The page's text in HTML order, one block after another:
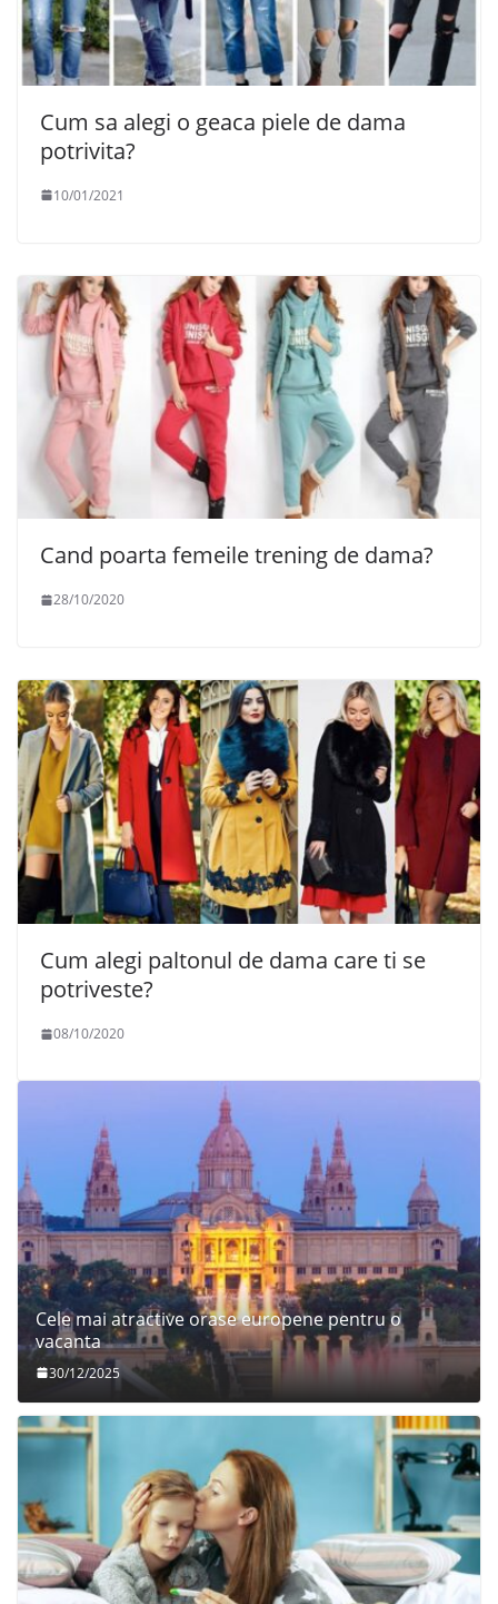
Cum sa alegi o geaca piele de dama
potrivita?
10/01/2021
Cand poarta femeile trening de dama?
28/10/2020
Cum alegi paltonul de dama care ti se
potriveste?
08/10/2020
Cele mai atractive orase europene pentru o
vacanta
30/12/2025